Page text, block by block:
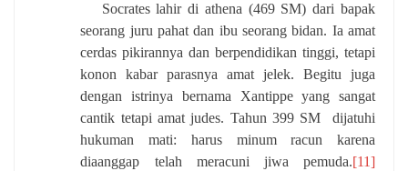
Socrates lahir di athena (469 SM) dari bapak
seorang juru pahat dan ibu seorang bidan. Ia amat
cerdas pikirannya dan berpendidikan tinggi, tetapi
konon kabar parasnya amat jelek. Begitu juga
dengan istrinya bernama Xantippe yang sangat
cantik tetapi amat judes. Tahun 399 SM
dijatuhi
hukuman mati: harus minum racun karena
diaanggap telah meracuni jiwa pemuda.[11]